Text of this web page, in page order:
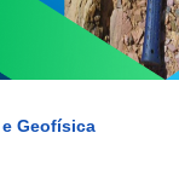
Geofísica